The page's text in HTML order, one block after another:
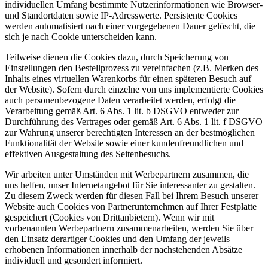
individuellen Umfang bestimmte Nutzerinformationen wie Browser-
und Standortdaten sowie IP-Adresswerte. Persistente Cookies
werden automatisiert nach einer vorgegebenen Dauer gelöscht, die
sich je nach Cookie unterscheiden kann.
Teilweise dienen die Cookies dazu, durch Speicherung von
Einstellungen den Bestellprozess zu vereinfachen (z.B. Merken des
Inhalts eines virtuellen Warenkorbs für einen späteren Besuch auf
der Website). Sofern durch einzelne von uns implementierte Cookies
auch personenbezogene Daten verarbeitet werden, erfolgt die
Verarbeitung gemäß Art. 6 Abs. 1 lit. b DSGVO entweder zur
Durchführung des Vertrages oder gemäß Art. 6 Abs. 1 lit. f DSGVO
zur Wahrung unserer berechtigten Interessen an der bestmöglichen
Funktionalität der Website sowie einer kundenfreundlichen und
effektiven Ausgestaltung des Seitenbesuchs.
Wir arbeiten unter Umständen mit Werbepartnern zusammen, die
uns helfen, unser Internetangebot für Sie interessanter zu gestalten.
Zu diesem Zweck werden für diesen Fall bei Ihrem Besuch unserer
Website auch Cookies von Partnerunternehmen auf Ihrer Festplatte
gespeichert (Cookies von Drittanbietern). Wenn wir mit
vorbenannten Werbepartnern zusammenarbeiten, werden Sie über
den Einsatz derartiger Cookies und den Umfang der jeweils
erhobenen Informationen innerhalb der nachstehenden Absätze
individuell und gesondert informiert.